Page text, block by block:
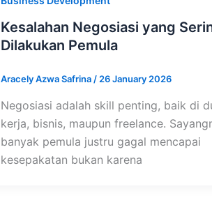
Kesalahan Negosiasi yang
Dilakukan Pemula
Aracely Azwa Safrina/26 January 2026
Negosiasi adalah skill penting, baik di
kerja, bisnis, maupun freelance.
banyak pemula justru gagal mencapai
kesepakatan bukan karena